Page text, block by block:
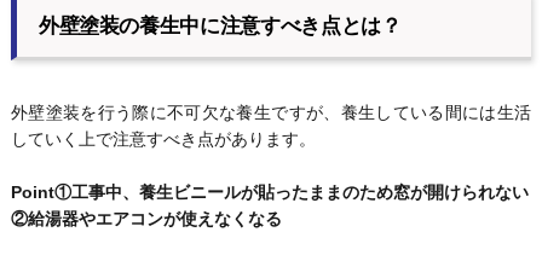
外壁塗装の養生中に注意すべき点とは？
外壁塗装を行う際に不可欠な養生ですが、養生している間には生活
していく上で注意すべき点があります。
Point①工事中、養生ビニールが貼ったままのため窓が開けられない
②給湯器やエアコンが使えなくなる